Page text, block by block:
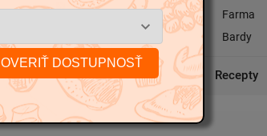
Farma
Bardy
Recepty
8594001697663
OVERIŤ DOSTUPNOSŤ